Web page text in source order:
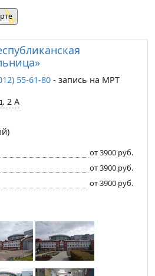
55-61-80 - запись на МРТ
2 А
от 3900 руб.
от 3900 руб.
от 3900 руб.